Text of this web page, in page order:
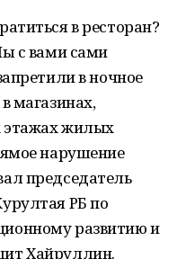
в ресторан?
с вами сами
в ночное
магазинах,
этажах жилых
нарушение
председатель
РБ по
развитию и
Хайруллин.